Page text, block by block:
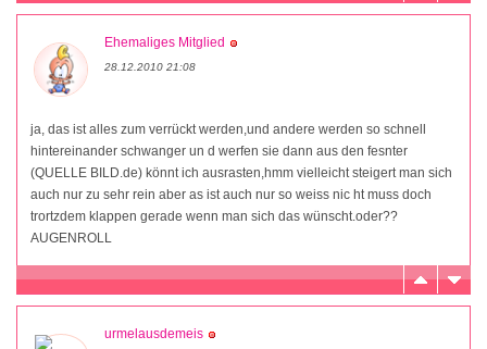
Ehemaliges Mitglied
28.12.2010 21:08
ja, das ist alles zum verrückt werden,und andere werden so schnell
hintereinander schwanger un d werfen sie dann aus den fesnter
(QUELLE BILD.de) könnt ich ausrasten,hmm vielleicht steigert man sich
auch nur zu sehr rein aber as ist auch nur so weiss nic ht muss doch
trortzdem klappen gerade wenn man sich das wünscht.oder??
AUGENROLL
urmelausdemeis